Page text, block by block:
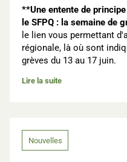
**Une entente de
le SFPQ : la semaine de
le lien vous permettant
régionale, là où sont
grèves du 13 au 17 juin.
Lire la suite
Nouvelles